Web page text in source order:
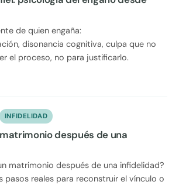
de quien engaña:
disonancia cognitiva, culpa que no
el proceso, no para justificarlo.
INFIDELIDAD
después de una
matrimonio después de una infidelidad?
pasos reales para reconstruir el vínculo o